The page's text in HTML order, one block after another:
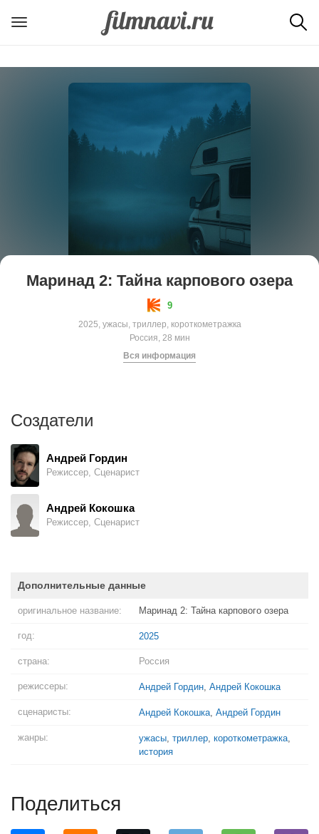
Маринад 2: Тайна карпового озера
9
2025, ужасы, триллер, короткометражка
Россия, 28 мин
Вся информация
Создатели
Андрей Гордин
Режиссер, Сценарист
Андрей Кокошка
Режиссер, Сценарист
Дополнительные данные
оригинальное название: Маринад 2: Тайна карпового озера
год: 2025
страна: Россия
режиссеры: Андрей Гордин, Андрей Кокошка
сценаристы: Андрей Кокошка, Андрей Гордин
жанры: ужасы, триллер, короткометражка,
история
Поделиться